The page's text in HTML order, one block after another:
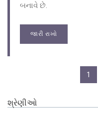
બનાવે છે.
જારી રાખો
1
શ્રેણીઓ